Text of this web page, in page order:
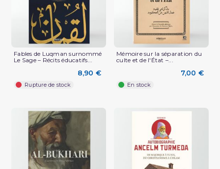
Fables de Luqman surnommé
Le Sage – Récits éducatifs...
8,90 €
Rupture de stock
Mémoire sur la séparation du
culte et de l'État –...
7,00 €
En stock